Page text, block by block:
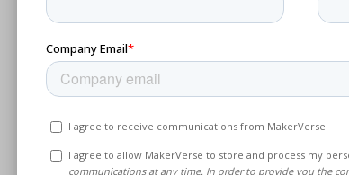
Herstellbarkeit in der realen Welt von
Fräswerkzeuge. Wie zugänglich ist jedes
Werkzeuge? Die Vermeidung
Hinterschneidungen kann die Fertigung
die Möglichkeiten der Werkzeuge zu